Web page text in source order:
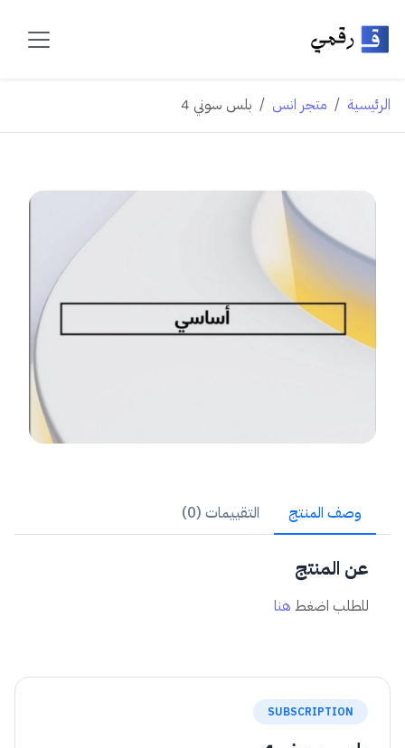
الرئيسية متجر انس بلس سوني 4
وصف المنتج التقييمات (0)
عن المنتج
للطلب اضغط هنا
SUBSCRIPTION